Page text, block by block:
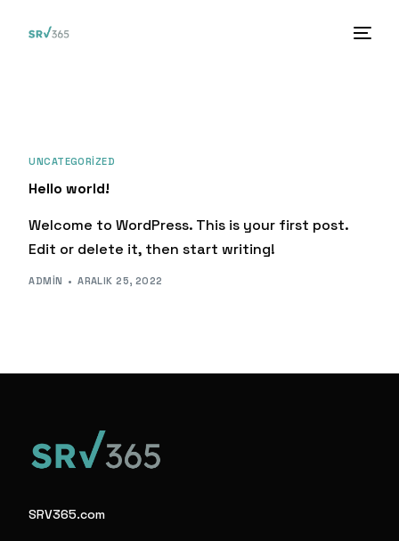
UNCATEGORIZED
Hello world!
Welcome to WordPress. This is your first post.
Edit or delete it, then start writing!
ADMIN ARALIK 25, 2022
SRV365.com